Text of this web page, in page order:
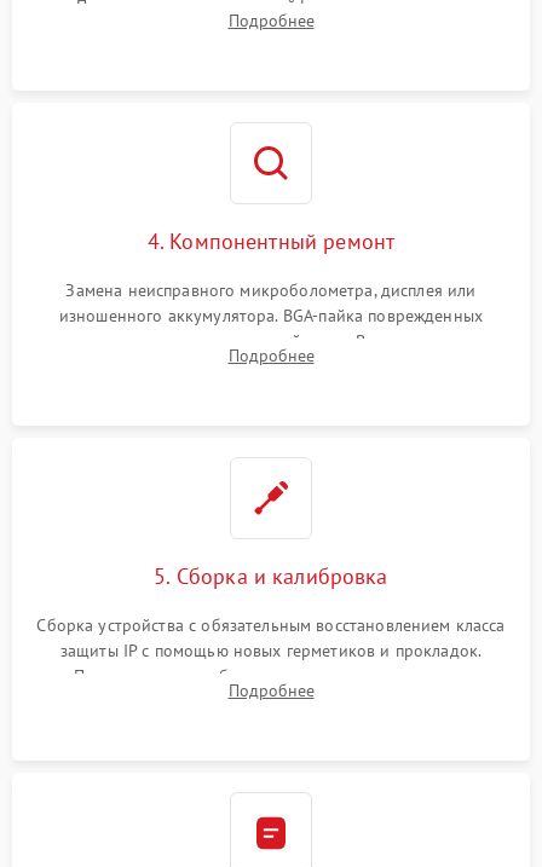
Проверка целостности шлейфов, модуля памяти и
интерфейсов связи. Выявление сгоревших SMD-компонентов
Подробнее
4. Компонентный ремонт
Замена неисправного микроболометра, дисплея или
изношенного аккумулятора. BGA-пайка поврежденных
контроллеров на материнской плате. Восстановление
разъемов и кнопок, замена поврежденных элементов
Подробнее
5. Сборка и калибровка
Сборка устройства с обязательным восстановлением класса
защиты IP с помощью новых герметиков и прокладок.
Программная калибровка матрицы по эталонному
абсолютно черному телу для точного измерения температур.
Подробнее